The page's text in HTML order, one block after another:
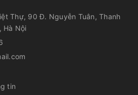
Thự, 90 Đ. Nguyễn Tuân, Thanh
Hà Nội
tin